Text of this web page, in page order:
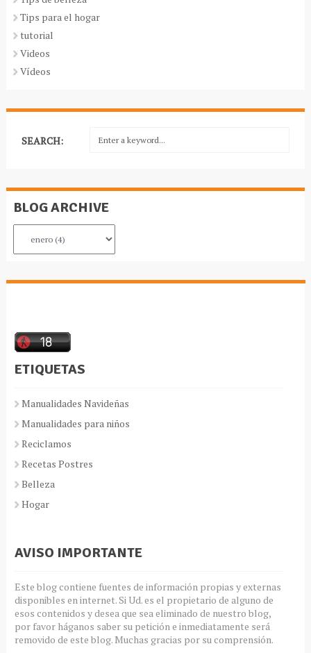
Tips para el hogar
tutorial
Videos
Vídeos
SEARCH:
BLOG ARCHIVE
ETIQUETAS
Manualidades Navideñas
Manualidades para niños
Reciclamos
Recetas Postres
Belleza
Hogar
AVISO IMPORTANTE
Este blog contiene fuentes de información propias y externas
disponibles en internet. Si Ud. es el propietario de alguno de
esos contenidos y desea que sea eliminado de nuestro blog,
por favor háganos saber su petición e inmediatamente será
removido de este blog. Muchas gracias por su comprensión.